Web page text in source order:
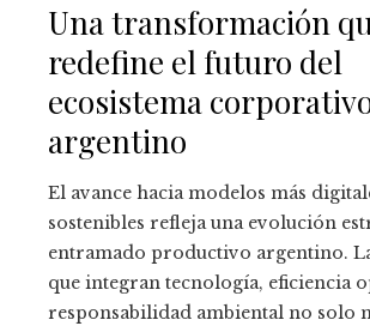
Una transformación
redefine el futuro del
ecosistema
argentino
El avance hacia modelos más
sostenibles refleja una evolución
entramado productivo argentino.
que integran tecnología, eficiencia
responsabilidad ambiental no solo